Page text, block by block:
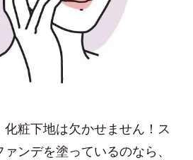
粧下地は欠かせません！ス
ンデを塗っているのなら、